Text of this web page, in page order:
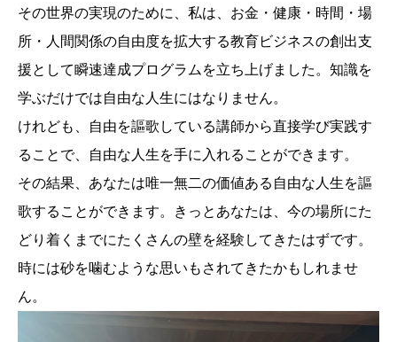
その世界の実現のために、私は、お金・健康・時間・場
所・人間関係の自由度を拡大する教育ビジネスの創出支
援として瞬速達成プログラムを立ち上げました。知識を
学ぶだけでは自由な人生にはなりません。
けれども、自由を謳歌している講師から直接学び実践す
ることで、自由な人生を手に入れることができます。
その結果、あなたは唯一無二の価値ある自由な人生を謳
歌することができます。きっとあなたは、今の場所にた
どり着くまでにたくさんの壁を経験してきたはずです。
時には砂を噛むような思いもされてきたかもしれませ
ん。